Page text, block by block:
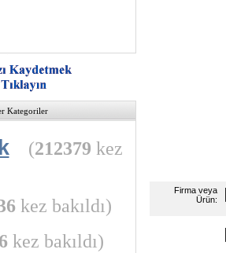
Kategoriler
(212379 kez
kez bakıldı)
kez bakıldı)
Firma veya
Ürün: